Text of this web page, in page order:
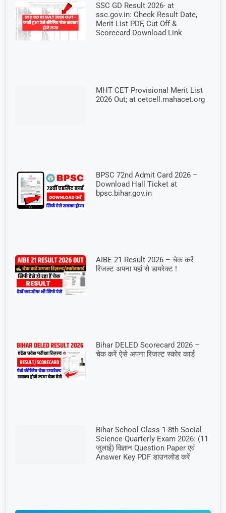
SSC GD Result 2026- at
ssc.gov.in: Check Result Date,
Merit List PDF, Cut Off &
Scorecard Download Link
MHT CET Provisional Merit List
2026 Out; at cetcell.mahacet.org
BPSC 72nd Admit Card 2026 –
Download Hall Ticket at
bpsc.bihar.gov.in
AIBE 21 Result 2026 – चेक करें
रिजल्ट अपना यहां से डायरेक्ट !
Bihar DELED Scorecard 2026 –
चेक करें ऐसे अपना रिजल्ट स्कोर कार्ड
Bihar School Class 1-8th Social
Science Quarterly Exam 2026: (11
जुलाई) विज्ञान Question Paper एवं
Answer Key PDF डाउनलोड करें